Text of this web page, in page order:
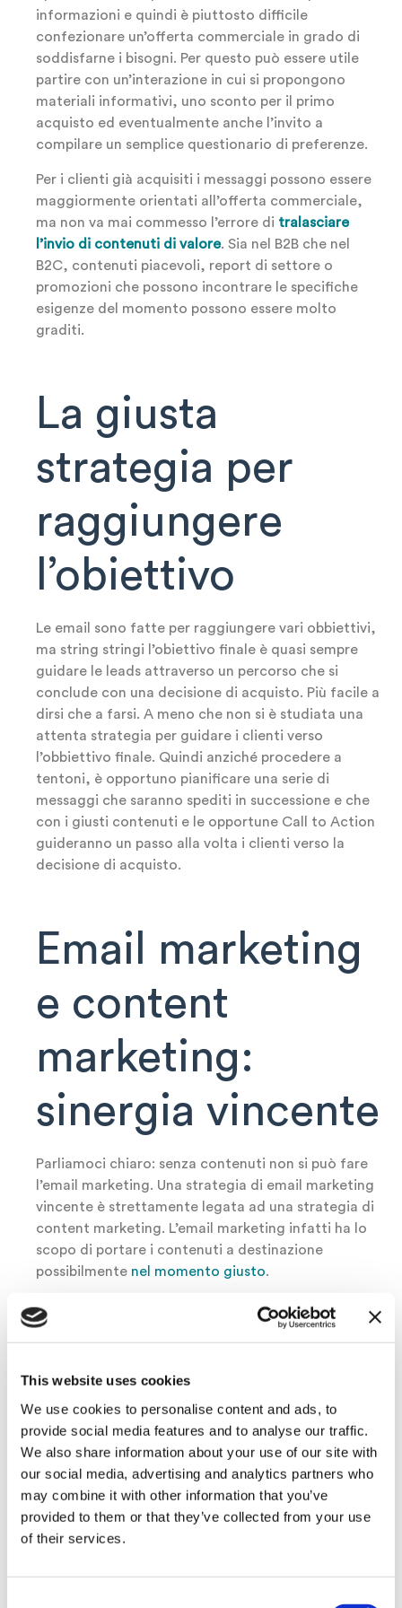
This website uses cookies
We use cookies to personalise content and ads, to
provide social media features and to analyse our traffic.
We also share information about your use of our site with
our social media, advertising and analytics partners who
may combine it with other information that you’ve
provided to them or that they’ve collected from your use
of their services.
informazioni e quindi è piuttosto difficile
confezionare un’offerta commerciale in grado di
soddisfarne i bisogni. Per questo può essere utile
partire con un’interazione in cui si propongono
materiali informativi, uno sconto per il primo
acquisto ed eventualmente anche l’invito a
compilare un semplice questionario di preferenze.
Per i clienti già acquisiti i messaggi possono essere
maggiormente orientati all’offerta commerciale,
ma non va mai commesso l’errore di tralasciare
l’invio di contenuti di valore. Sia nel B2B che nel
B2C, contenuti piacevoli, report di settore o
promozioni che possono incontrare le specifiche
esigenze del momento possono essere molto
graditi.
La giusta
strategia per
raggiungere
l’obiettivo
Le email sono fatte per raggiungere vari obbiettivi,
ma string stringi l’obiettivo finale è quasi sempre
guidare le leads attraverso un percorso che si
conclude con una decisione di acquisto. Più facile a
dirsi che a farsi. A meno che non si è studiata una
attenta strategia per guidare i clienti verso
l’obbiettivo finale. Quindi anziché procedere a
tentoni, è opportuno pianificare una serie di
messaggi che saranno spediti in successione e che
con i giusti contenuti e le opportune Call to Action
guideranno un passo alla volta i clienti verso la
decisione di acquisto.
Email marketing
e content
marketing:
sinergia vincente
Parliamoci chiaro: senza contenuti non si può fare
l’email marketing. Una strategia di email marketing
vincente è strettamente legata ad una strategia di
content marketing. L’email marketing infatti ha lo
scopo di portare i contenuti a destinazione
possibilmente nel momento giusto.
Ogni contenuto deve essere creato pensando a chi
lo leggerà. In particolare bisognerebbe pensare alle
ruolo importante se pensiamo che un nuovo utente
potrebbe non avere le stesse “necessità” di un
cliente acquisito da tempo. Ritorna utile la
possibilità disegmentare la propria mailing list
anche in base alla storia del contatto.
Strategia,